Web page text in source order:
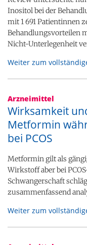
Inositol bei der
mit 1 691 Patientinnen
Behandlungsvorteilen
Nicht-Unterlegenheit
Weiter zum
Arzneimittel
Wirksamkeit
Metformin
bei PCOS
Metformin gilt als
Wirkstoff aber bei
Schwangerschaft
zusammenfassend
Weiter zum